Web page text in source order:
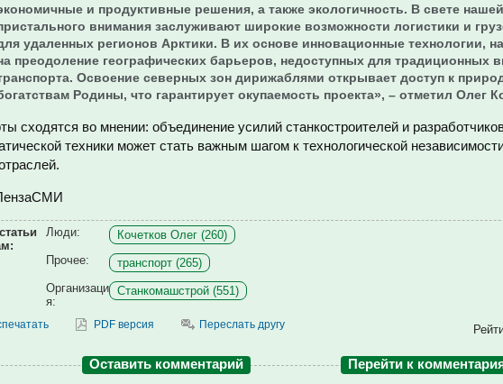
и продуктивные решения, а также экологичность. В свете
внимания заслуживают широкие возможности логистики и
удаленных регионов Арктики. В их основе инновационные технологии,
преодоление географических барьеров, недоступных для традиционных
Освоение северных зон дирижаблями открывает доступ к
Родины, что гарантирует окупаемость проекта», – отметил Олег
сходятся во мнении: объединение усилий станкостроителей и
техники может стать важным шагом к технологической
Люди:
Кочетков Олег (260)
Прочее:
транспорт (265)
Организаци
я:
Станкомашстрой (551)
PDF версия Переслать другу
Оставить комментарий Перейти к